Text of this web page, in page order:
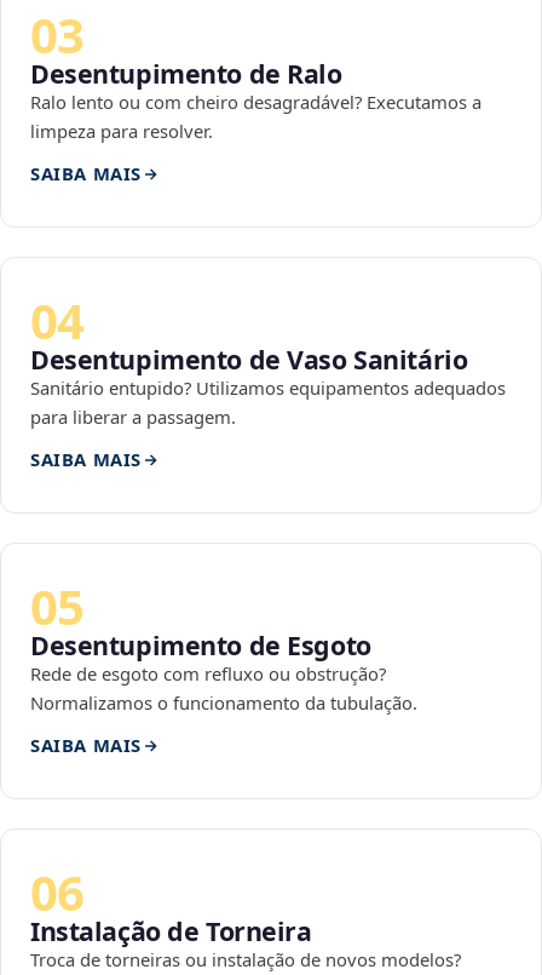
03
Desentupimento de Ralo
Ralo lento ou com cheiro desagradável? Executamos a
limpeza para resolver.
SAIBA MAIS
04
Desentupimento de Vaso Sanitário
Sanitário entupido? Utilizamos equipamentos adequados
para liberar a passagem.
SAIBA MAIS
05
Desentupimento de Esgoto
Rede de esgoto com refluxo ou obstrução?
Normalizamos o funcionamento da tubulação.
SAIBA MAIS
06
Instalação de Torneira
Troca de torneiras ou instalação de novos modelos?